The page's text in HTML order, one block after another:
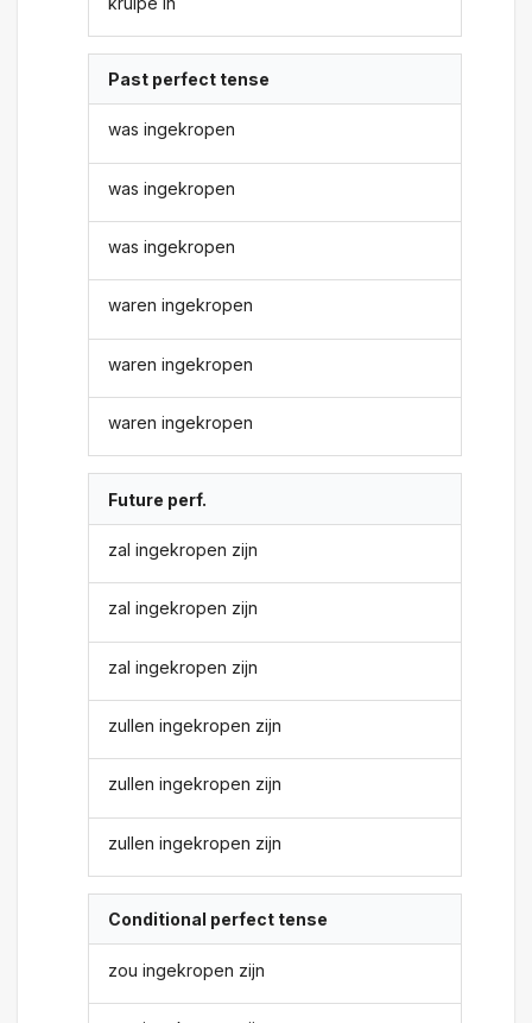
Past perfect tense
was ingekropen
was ingekropen
was ingekropen
waren ingekropen
waren ingekropen
waren ingekropen
Future perf.
zal ingekropen zijn
zal ingekropen zijn
zal ingekropen zijn
zullen ingekropen zijn
zullen ingekropen zijn
zullen ingekropen zijn
Conditional perfect tense
zou ingekropen zijn